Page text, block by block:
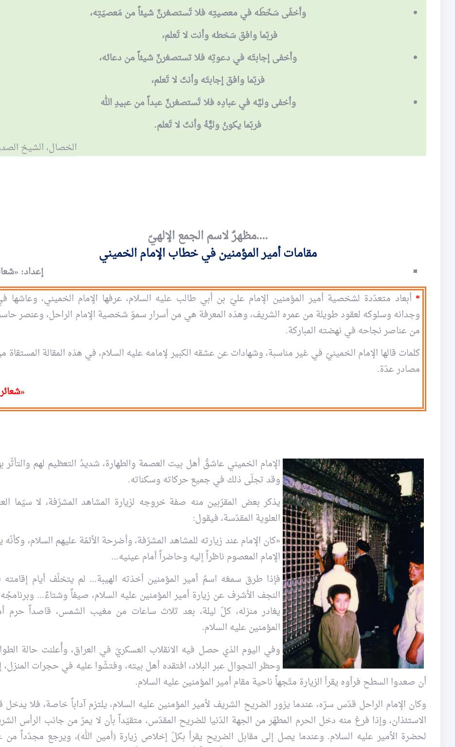
وأخفَى سَخَطَه في معصيتِه فلا تَستصغرنَّ شيئاً من مَعصيَتِه،
فربّما وافق سَخطه وأنت لا تَعلم،
وأخفى إجابتَه في دعوتِه فلا تستصغرنَّ شيئاً من دعائه،
فربّما وافق إجابتَه وأنتَ لا تَعلم،
وأخفى وليَّه في عبادِه فلا تَستصغرنَّ عبداً من عبيدِ الله
فربّما يكونُ وليًّهُ وأنتَ لا تَعلم.
الخصال، الشيخ
....مظهرٌ لاسم الجمع الإلهيّ
مقامات أمير المؤمنين في خطاب الإمام الخميني
إعداد:
* أبعاد متعدّدة لشخصية أمير المؤمنين الإمام عليّ بن أبي طالب عليه السلام، عرفها الإمام الخميني، وعاشها
وجدانه وسلوكه لعقود طويلة من عمره الشريف، وهذه المعرفة هي من أسرار سموّ شخصية الإمام الراحل، وعنصر
من عناصر نجاحه في نهضته المباركة.
كلمات قالها الإمام الخمينيّ في غير مناسبة، وشهادات عن عشقه الكبير لإمامه عليه السلام، في هذه المقالة المستقاة
مصادر عدّة.
«شعائر
الإمام الخميني عاشقُ أهل بيت العصمة والطهارة، شديدُ التعظيم لهم والتأثّر
وقد تجلّى ذلك في جميع حركاته وسكناته.
يذكر بعض المقرّبين منه صفة خروجه لزيارة المشاهد المشرّفة، لا سيّما
العلوية المقدّسة، فيقول:
«كان الإمام عند زيارته للمشاهد المشرّفة، وأضرحة الأئمّة عليهم السلام، وكأنّه
الإمام المعصوم ناظراً إليه وحاضراً أمام عينيه...
فإذا طرق سمعَه اسمُ أمير المؤمنين أخذته الهيبة... لم يتخلّف أيام
النجف الأشرف عن زيارة أمير المؤمنين عليه السلام، صيفاً وشتاءً...
يغادر منزله، كلّ ليلة، بعد ثلاث ساعات من مغيب الشمس، قاصداً حرم
المؤمنين عليه السلام.
وفي اليوم الذي حصل فيه الانقلاب العسكريّ في العراق، وأُعلنت حالة
وحظر التجوال عبر البلاد، افتقده أهل بيته، وفتشّوا عليه في حجرات المنزل،
أن صعدوا السطح فرأوه يقرأ الزيارة متّجهاً ناحية مقام أمير المؤمنين عليه السلام.
وكان الإمام الراحل قدّس سرّه، عندما يزور الضريح الشريف لأمير المؤمنين عليه السلام، يلتزم آداباً خاصة، فلا يدخل
الاستئذان، وإذا فرغ منه دخل الحرم المطهّر من الجهة الدّنيا للضريح المقدّس، متقيّداً بأن لا يمرّ من جانب الرأس
لحضرة الأمير عليه السلام. وعندما يصل إلى مقابل الضريح يقرأ بكلّ إخلاص زيارة (أمين الله)، ويرجع مجدّداً من